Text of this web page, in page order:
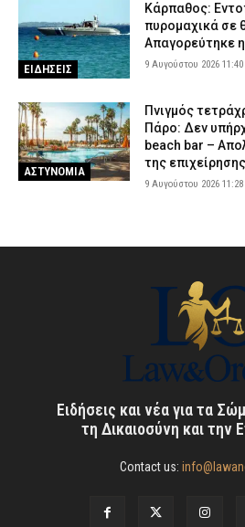
ΕΙΔΗΣΕΙΣ
Κάρπαθος:
πυρομαχικά σε
Απαγορεύτηκε
9 Αυγούστου 2026 11:40
ΑΣΤΥΝΟΜΙΑ
Πνιγμός
Πάρο: Δεν
beach bar –
της επιχείρησης
9 Αυγούστου 2026 11:28
Ειδήσεις και νέα για τα
τη Δικαιοσύνη και την
Contact us: